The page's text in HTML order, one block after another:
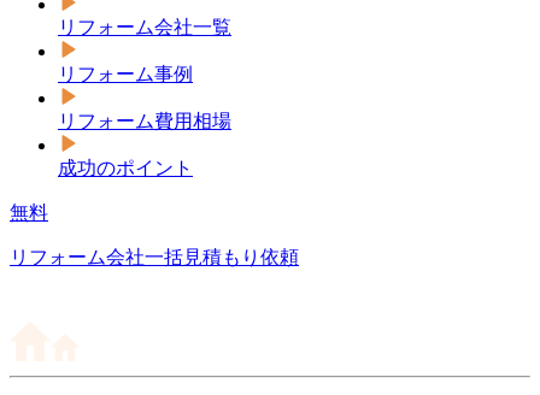
リフォーム会社一覧
リフォーム事例
リフォーム費用相場
成功のポイント
無料
リフォーム会社一括見積もり依頼